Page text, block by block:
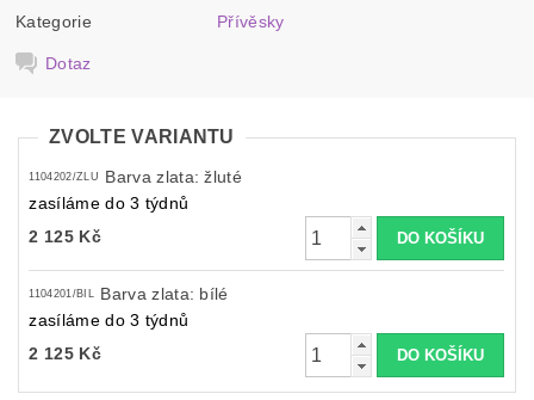
Kategorie Přívěsky
Dotaz
ZVOLTE VARIANTU
1104202/ZLU
Barva zlata: žluté
zasíláme do 3 týdnů
2 125 Kč
1104201/BIL
Barva zlata: bílé
zasíláme do 3 týdnů
2 125 Kč